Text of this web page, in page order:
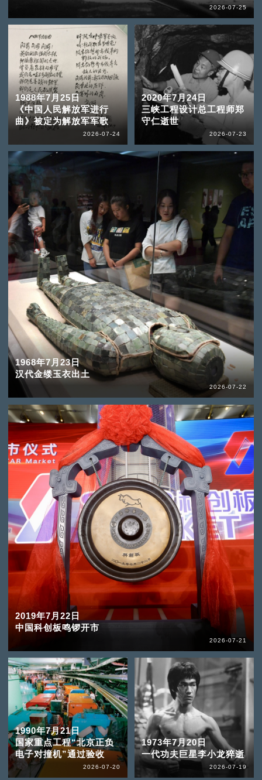
2026-07-25
1988年7月25日
《中国人民解放军进行
曲》被定为解放军军歌
2026-07-24
2020年7月24日
三峡工程设计总工程师郑
守仁逝世
2026-07-23
1968年7月23日
汉代金缕玉衣出土
2026-07-22
2019年7月22日
中国科创板鸣锣开市
2026-07-21
1990年7月21日
国家重点工程“北京正负
电子对撞机”通过验收
2026-07-20
1973年7月20日
一代功夫巨星李小龙猝逝
2026-07-19